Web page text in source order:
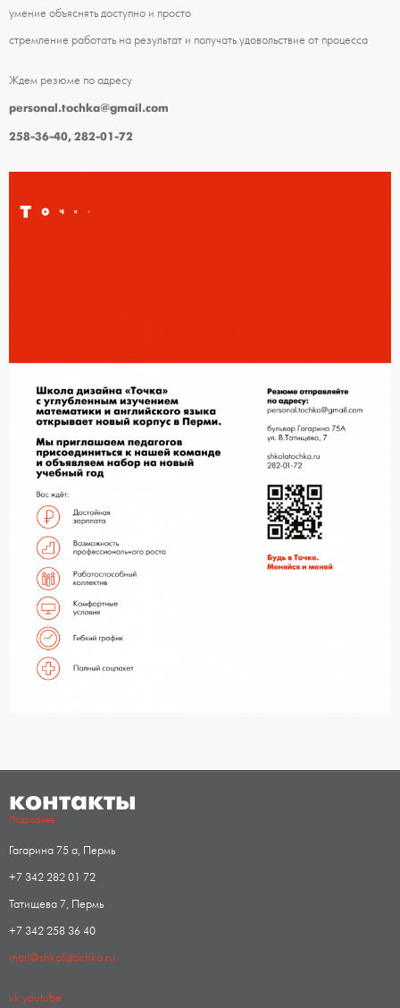
умение объяснять доступно и просто
стремление работать на результат и получать удовольствие от процесса
Ждем резюме по адресу
personal.tochka@gmail.com
258-36-40, 282-01-72
контакты
Подробнее
Гагарина 75 а, Пермь
+7 342 282 01 72
Татищева 7, Пермь
+7 342 258 36 40
mail@shkolatochka.ru
vkyoutube